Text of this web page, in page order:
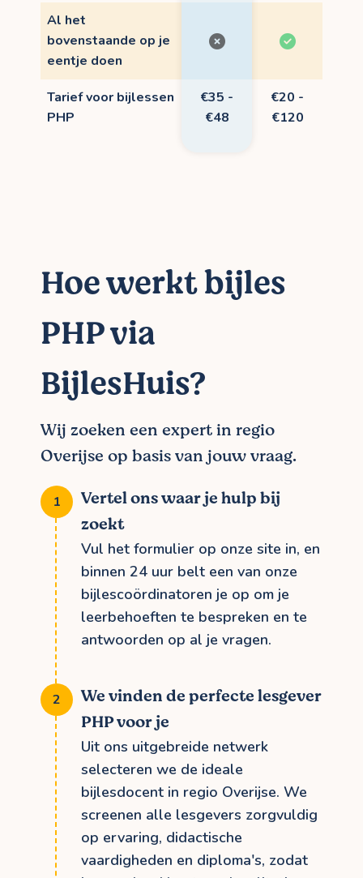
Al het
bovenstaande op je
eentje doen
Tarief voor bijlessen
PHP
€35 -
€48
€20 -
€120
Hoe werkt bijles
PHP via
BijlesHuis?
Wij zoeken een expert in regio
Overijse op basis van jouw vraag.
Vertel ons waar je hulp bij
zoekt
Vul het formulier op onze site in, en
binnen 24 uur belt een van onze
bijlescoördinatoren je op om je
leerbehoeften te bespreken en te
antwoorden op al je vragen.
We vinden de perfecte lesgever
PHP voor je
Uit ons uitgebreide netwerk
selecteren we de ideale
bijlesdocent in regio Overijse. We
screenen alle lesgevers zorgvuldig
op ervaring, didactische
vaardigheden en diploma's, zodat